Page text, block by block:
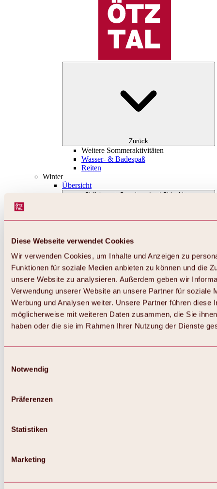
Diese Webseite verwendet Cookies
Wir verwenden Cookies, um Inhalte und Anzeigen zu
Funktionen für soziale Medien anbieten zu können und die
unsere Website zu analysieren. Außerdem geben wir
Verwendung unserer Website an unsere Partner für soziale
Werbung und Analysen weiter. Unsere Partner führen diese
möglicherweise mit weiteren Daten zusammen, die Sie
haben oder die sie im Rahmen Ihrer Nutzung der Dienste
Notwendig
Präferenzen
Statistiken
Marketing
Zurück
Weitere Sommeraktivitäten
Wasser- & Badespaß
Reiten
Winter
Übersicht
Skifahren & Snowboarden | Skigebiete